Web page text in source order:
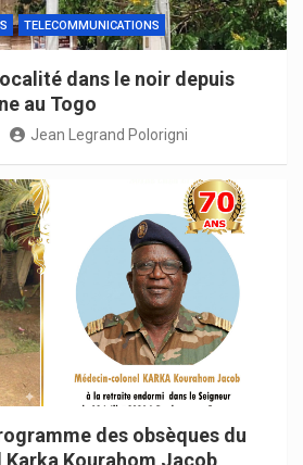
TELECOMMUNICATIONS
dans le noir depuis
au Togo
Jean Legrand Polorigni
des obsèques du
Kourahom Jacob